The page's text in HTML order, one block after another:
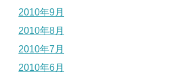
2010年9月
2010年8月
2010年7月
2010年6月